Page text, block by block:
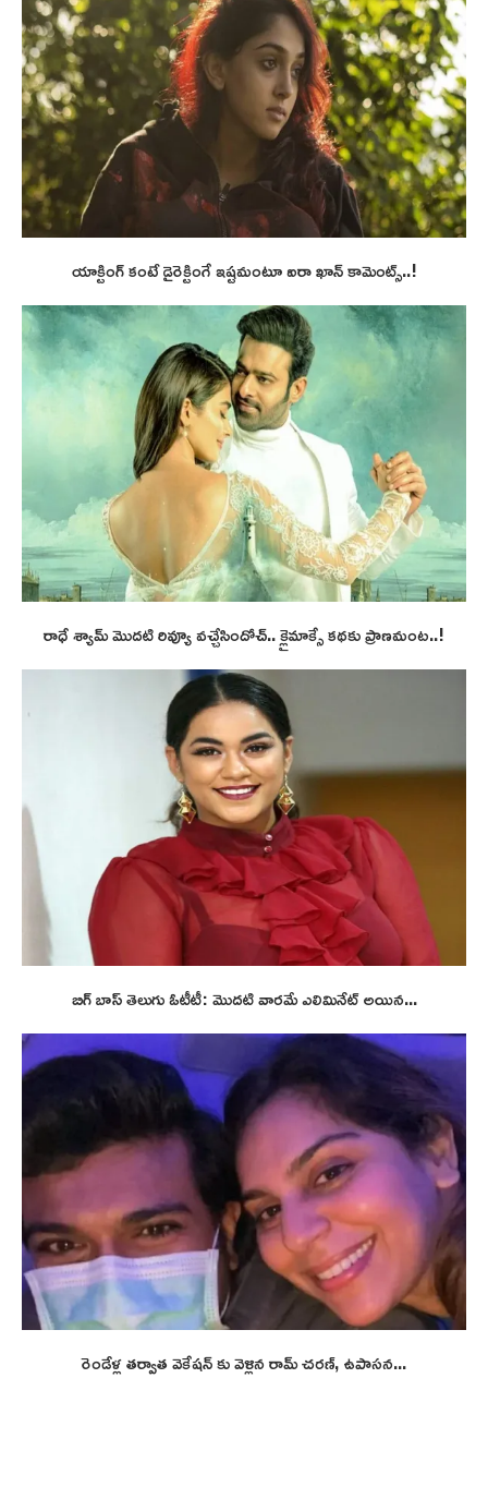
యాక్టింగ్ కంటే డైరెక్టింగే ఇష్టమంటూ ఐరా ఖాన్ కామెంట్స్..!
రాధే శ్యామ్ మొదటి రివ్యూ వచ్చేసిందోచ్.. క్లైమాక్సే కథకు ప్రాణమంట..!
బిగ్ బాస్ తెలుగు ఓటీటీ: మొదటి వారమే ఎలిమినేట్ అయిన...
రెండేళ్ల తర్వాత వెకేషన్ కు వెళ్లిన రామ్ చరణ్, ఉపాసన...